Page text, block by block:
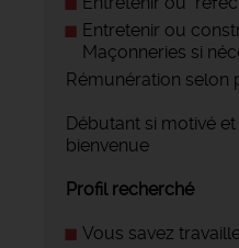
Entretenir ou
Maçonneries si
Rémunération selon
Débutant si motivé
bienvenue
Profil recherché
Vous savez